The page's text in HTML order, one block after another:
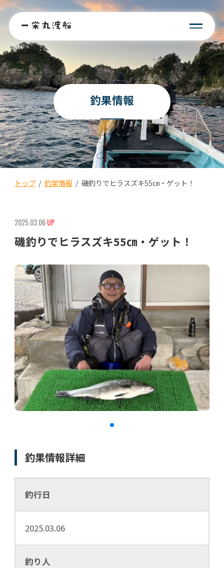
釣果情報
トップ/ 釣果情報 / 磯釣りでヒラスズキ55㎝・ゲット！
2025.03.06UP
磯釣りでヒラスズキ55㎝・ゲット！
釣果情報詳細
釣行日
2025.03.06
釣り人